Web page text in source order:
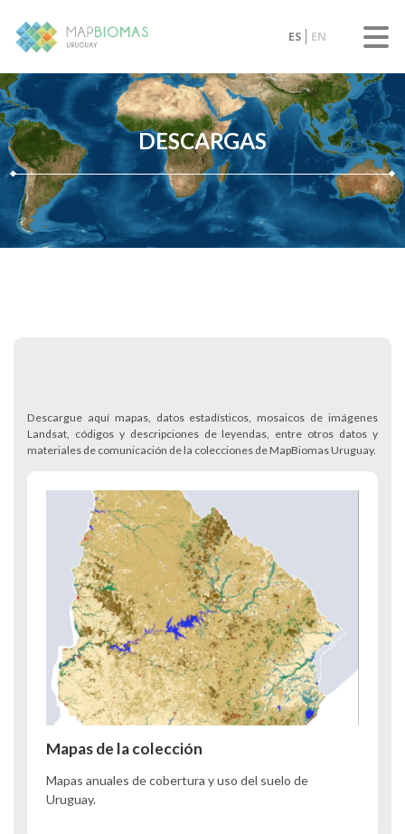
ES EN
DESCARGAS
Descargue aquí mapas, datos estadísticos, mosaicos de imágenes
Landsat, códigos y descripciones de leyendas, entre otros datos y
materiales de comunicación de la colecciones de MapBiomas Uruguay.
Mapas de la colección
Mapas anuales de cobertura y uso del suelo de
Uruguay.